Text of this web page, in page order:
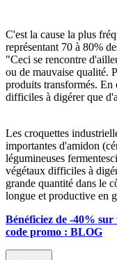
C'est la cause la plus
représentant 70 à 80%
"Ceci se rencontre
ou de mauvaise qualité.
produits transformés. En
difficiles à digérer que
Les croquettes
importantes d'amidon
légumineuses
végétaux difficiles à
grande quantité dans le
longue et productive en
Bénéficiez de -40%
code promo : BLOG